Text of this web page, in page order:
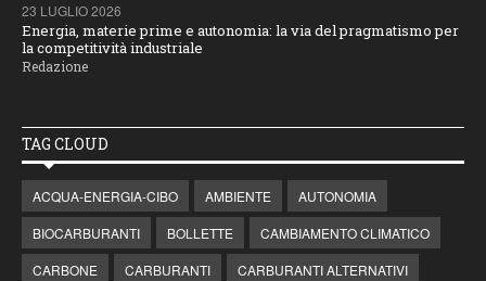
23 LUGLIO 2026
Energia, materie prime e autonomia: la via del pragmatismo per
la competitività industriale
Redazione
TAG CLOUD
ACQUA-ENERGIA-CIBO AMBIENTE
AUTONOMIA
BIOCARBURANTI
BOLLETTE
CAMBIAMENTO CLIMATICO
CARBONE
CARBURANTI
CARBURANTI ALTERNATIVI